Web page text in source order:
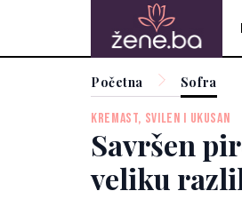
Početna Sofra
KREMAST, SVILEN I UKUSAN
Savršen
veliku